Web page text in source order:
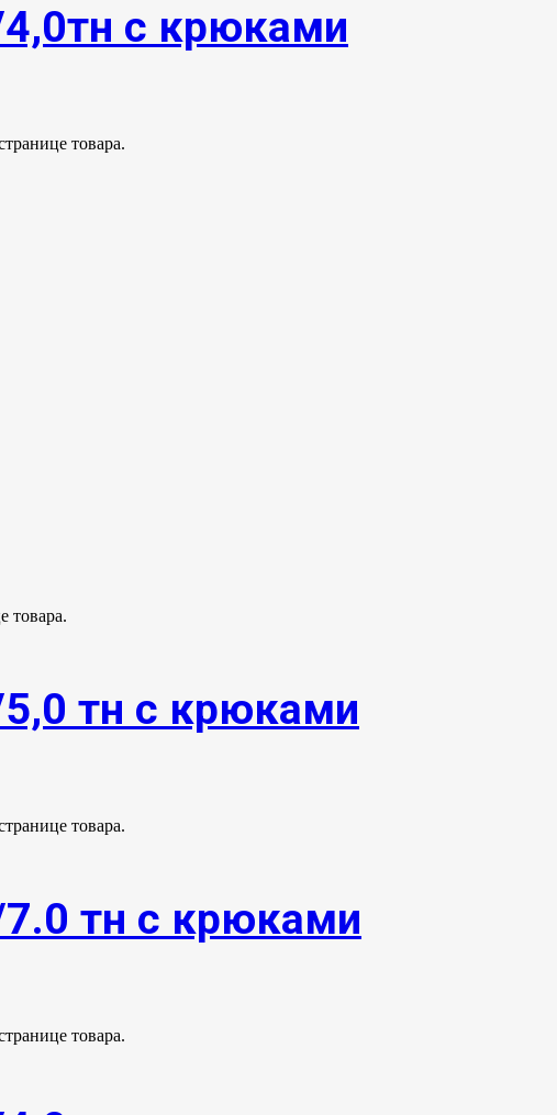
с крюками
товара.
товара.
тн с крюками
товара.
тн с крюками
товара.